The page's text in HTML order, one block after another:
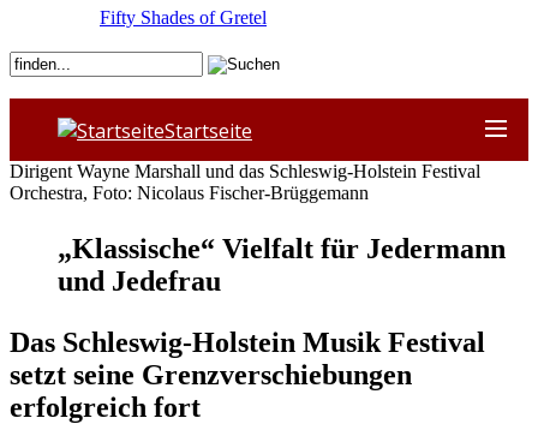
Startseite
Dirigent Wayne Marshall und das Schleswig-Holstein Festival
Orchestra, Foto: Nicolaus Fischer-Brüggemann
„Klassische“ Vielfalt für Jedermann
und Jedefrau
Das Schleswig-Holstein Musik Festival
setzt seine Grenzverschiebungen
erfolgreich fort
Fifty Shades of Gretel